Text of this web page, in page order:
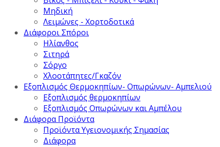
Μηδική
Λειμώνες - Χορτοδοτικά
Διάφοροι Σπόροι
Ηλίανθος
Σιτηρά
Σόργο
Χλοοτάπητες/Γκαζόν
Εξοπλισμός Θερμοκηπίων- Οπωρώνων- Αμπελιού
Εξοπλισμός θερμοκηπίων
Εξοπλισμός Οπωρώνων και Αμπέλου
Διάφορα Προϊόντα
Προϊόντα Υγειονομικής Σημασίας
Διάφορα